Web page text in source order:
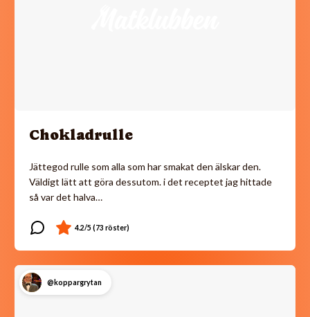
Chokladrulle
Jättegod rulle som alla som har smakat den älskar den.
Väldigt lätt att göra dessutom. i det receptet jag hittade
så var det halva…
@koppargrytan